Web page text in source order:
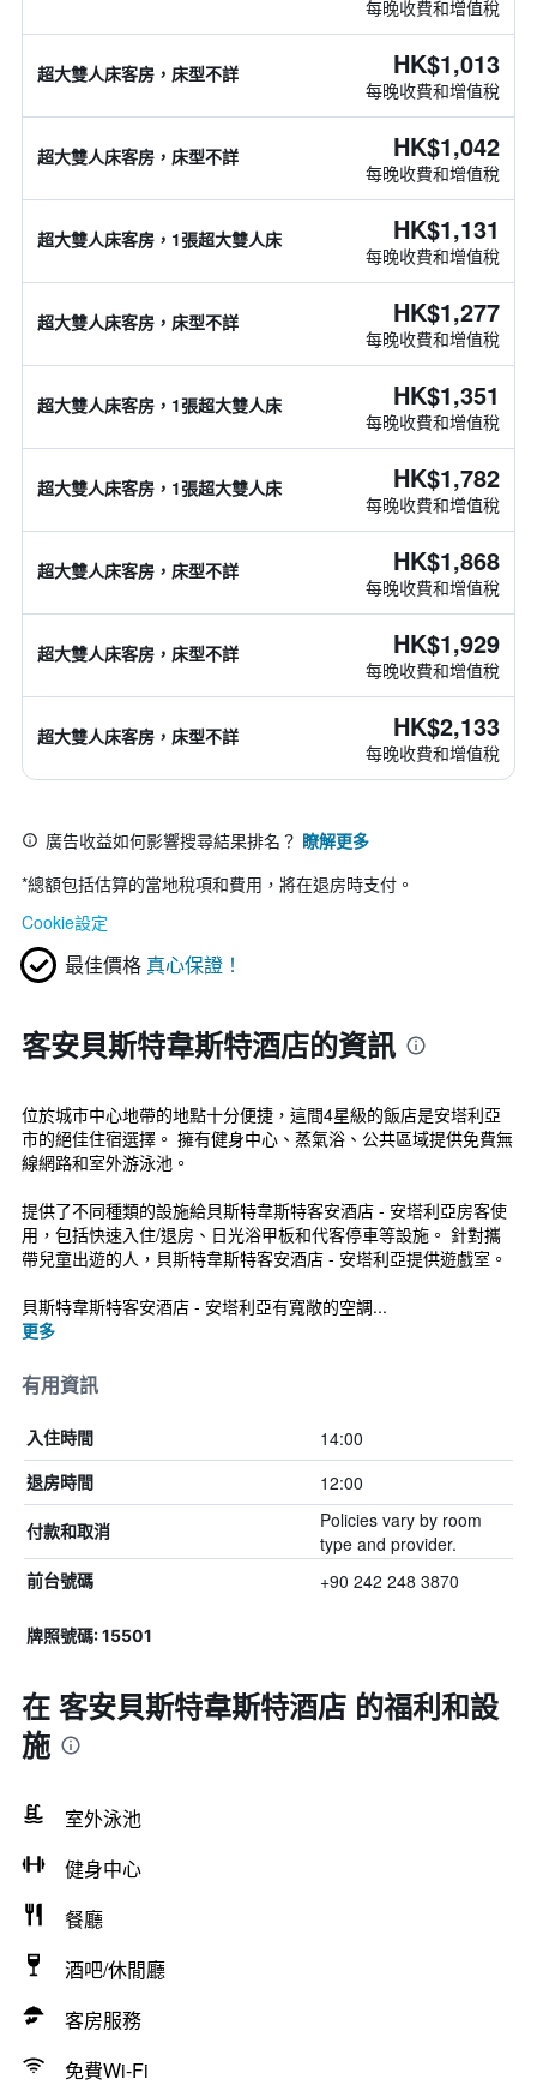
每晚收費和增值稅
超大雙人床客房，床型不詳 HK$1,013
每晚收費和增值稅
超大雙人床客房，床型不詳 HK$1,042
每晚收費和增值稅
超大雙人床客房，1張超大雙人床 HK$1,131
每晚收費和增值稅
超大雙人床客房，床型不詳 HK$1,277
每晚收費和增值稅
超大雙人床客房，1張超大雙人床 HK$1,351
每晚收費和增值稅
超大雙人床客房，1張超大雙人床 HK$1,782
每晚收費和增值稅
超大雙人床客房，床型不詳 HK$1,868
每晚收費和增值稅
超大雙人床客房，床型不詳 HK$1,929
每晚收費和增值稅
超大雙人床客房，床型不詳 HK$2,133
每晚收費和增值稅
廣告收益如何影響搜尋結果排名？ 瞭解更多
*總額包括估算的當地稅項和費用，將在退房時支付。
Cookie設定
最佳價格 真心保證！
客安貝斯特韋斯特酒店的資訊
位於城市中心地帶的地點十分便捷，這間4星級的飯店是安塔利亞
市的絕佳住宿選擇。 擁有健身中心、蒸氣浴、公共區域提供免費無
線網路和室外游泳池。
提供了不同種類的設施給貝斯特韋斯特客安酒店 - 安塔利亞房客使
用，包括快速入住/退房、日光浴甲板和代客停車等設施。 針對攜
帶兒童出遊的人，貝斯特韋斯特客安酒店 - 安塔利亞提供遊戲室。
貝斯特韋斯特客安酒店 - 安塔利亞有寬敞的空調...
更多
有用資訊
入住時間 14:00
退房時間 12:00
付款和取消
Policies vary by room
type and provider.
前台號碼 +90 242 248 3870
牌照號碼: 15501
在 客安貝斯特韋斯特酒店 的福利和設
施
室外泳池
健身中心
餐廳
酒吧/休閒廳
客房服務
免費Wi-Fi